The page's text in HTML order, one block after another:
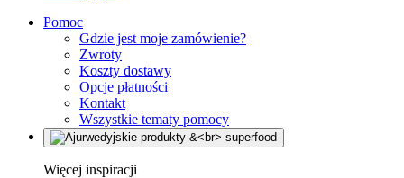
Pomoc
Gdzie jest moje zamówienie?
Zwroty
Koszty dostawy
Opcje płatności
Kontakt
Wszystkie tematy pomocy
Więcej inspiracji